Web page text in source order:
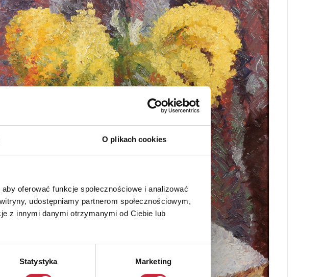
O plikach cookies
oferować funkcje społecznościowe i analizować
udostępniamy partnerom społecznościowym,
z innymi danymi otrzymanymi od Ciebie lub
Statystyka Marketing